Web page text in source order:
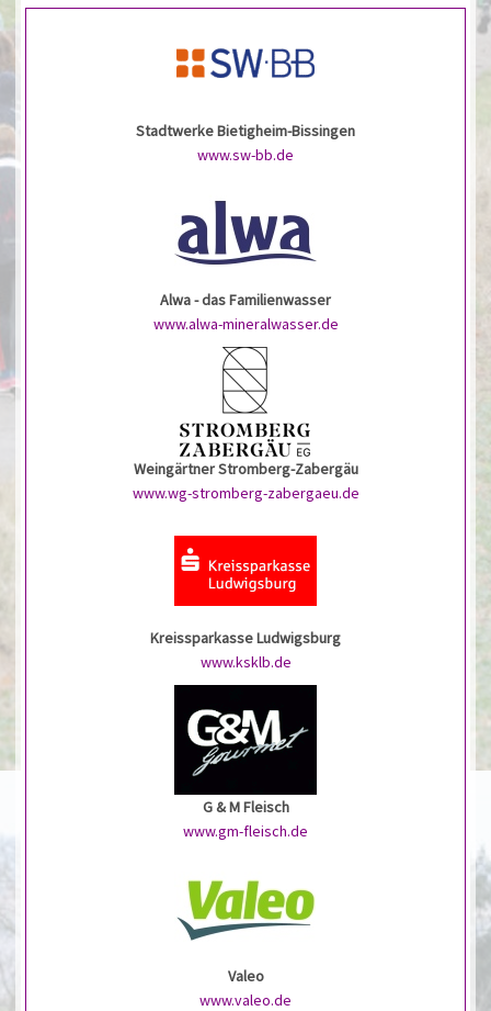
Stadtwerke Bietigheim-Bissingen
www.sw-bb.de
Alwa - das Familienwasser
www.alwa-mineralwasser.de
Weingärtner Stromberg-Zabergäu
www.wg-stromberg-zabergaeu.de
Kreissparkasse Ludwigsburg
www.ksklb.de
G & M Fleisch
www.gm-fleisch.de
Valeo
www.valeo.de